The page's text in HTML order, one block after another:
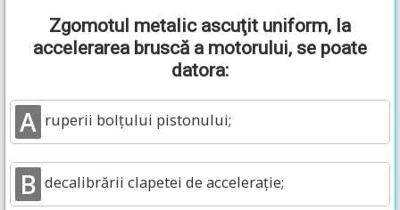
Zgomotul metalic ascuţit uniform, la
accelerarea bruscă a motorului, se poate
datora:
A ruperii bolţului pistonului;
B decalibrării clapetei de acceleraţie;